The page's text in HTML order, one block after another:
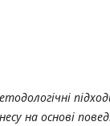
на основі